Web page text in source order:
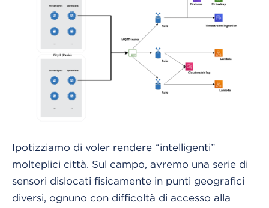
Ipotizziamo di voler rendere “intelligenti”
molteplici città. Sul campo, avremo una serie di
sensori dislocati fisicamente in punti geografici
diversi, ognuno con difficoltà di accesso alla